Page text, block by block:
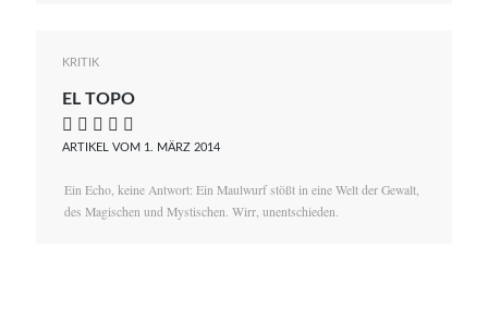
KRITIK
EL TOPO
    
ARTIKEL VOM 1. MÄRZ 2014
Ein Echo, keine Antwort: Ein Maulwurf stößt in eine Welt der Gewalt,
des Magischen und Mystischen. Wirr, unentschieden.